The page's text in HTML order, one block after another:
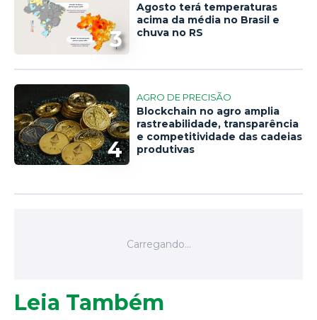
3
Agosto terá temperaturas
acima da média no Brasil e
chuva no RS
4
AGRO DE PRECISÃO
Blockchain no agro amplia
rastreabilidade, transparência
e competitividade das cadeias
produtivas
Leia Também